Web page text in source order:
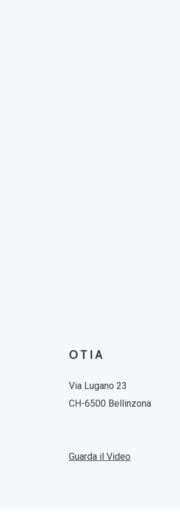
OTIA
Via Lugano 23
CH-6500 Bellinzona
Guarda il Video